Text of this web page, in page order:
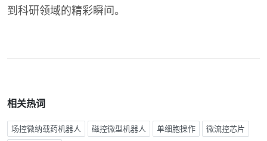
到科研领域的精彩瞬间。
相关热词
场控微纳载药机器人 磁控微型机器人 单细胞操作 微流控芯片